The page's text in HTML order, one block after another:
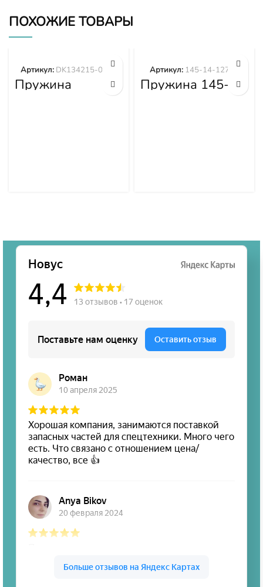
ПОХОЖИЕ ТОВАРЫ
Пружина
DK134215-0700
Артикул: DK134215-0700
Пружина 145-
14-12780
Артикул: 145-14-12780